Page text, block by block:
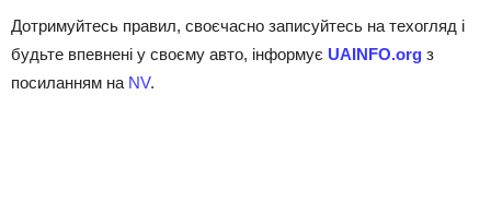
Дотримуйтесь правил, своєчасно записуйтесь на техогляд і
будьте впевнені у своєму авто, інформує UAINFO.org з
посиланням на NV.